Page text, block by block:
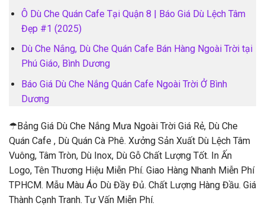
Ô Dù Che Quán Cafe Tại Quận 8 | Báo Giá Dù Lệch Tâm
Đẹp #1 (2025)
Dù Che Nắng, Dù Che Quán Cafe Bán Hàng Ngoài Trời tại
Phú Giáo, Bình Dương
Báo Giá Dù Che Nắng Quán Cafe Ngoài Trời Ở Bình
Dương
☂Bảng Giá Dù Che Nắng Mưa Ngoài Trời Giá Rẻ, Dù Che
Quán Cafe , Dù Quán Cà Phê. Xưởng Sản Xuất Dù Lệch Tâm
Vuông, Tâm Tròn, Dù Inox, Dù Gỗ Chất Lượng Tốt. In Ấn
Logo, Tên Thương Hiệu Miễn Phí. Giao Hàng Nhanh Miễn Phí
TPHCM. Mẫu Màu Áo Dù Đầy Đủ. Chất Lượng Hàng Đầu. Giá
Thành Cạnh Tranh. Tư Vấn Miễn Phí.